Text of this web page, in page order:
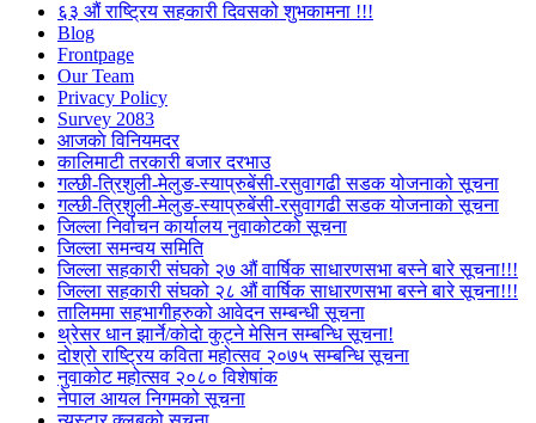
६३ औं राष्ट्रिय सहकारी दिवसको शुभकामना !!!
Blog
Frontpage
Our Team
Privacy Policy
Survey 2083
आजकाे विनियमदर
कालिमाटी तरकारी बजार दरभाउ
गल्छी-त्रिशुली-मेलुङ-स्याप्रुबेंसी-रसुवागढी सडक योजनाको सूचना
गल्छी-त्रिशुली-मेलुङ-स्याप्रुबेंसी-रसुवागढी सडक योजनाको सूचना
जिल्ला निर्वाचन कार्यालय नुवाकोटको सूचना
जिल्ला समन्वय समिति
जिल्ला सहकारी संघको २७ औं वार्षिक साधारणसभा बस्ने बारे सूचना!!!
जिल्ला सहकारी संघको २८ औं वार्षिक साधारणसभा बस्ने बारे सूचना!!!
तालिममा सहभागीहरुको आवेदन सम्बन्धी सूचना
थ्रेसर धान झार्ने/काेदाे कुट्ने मेसिन सम्बन्धि सूचना!
दोश्रो राष्ट्रिय कविता महोत्सव २०७५ सम्बन्धि सूचना
नुवाकोट महोत्सव २०८० विशेषांक
नेपाल आयल निगमको सूचना